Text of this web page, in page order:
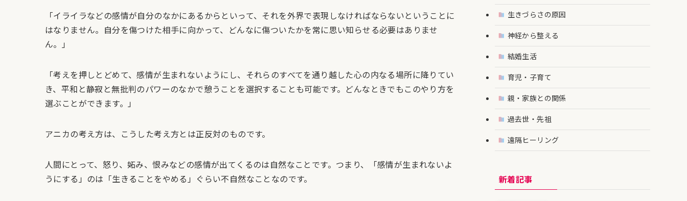
「イライラなどの感情が自分のなかにあるからといって、それを外界で表現しなければならないということに
はなりません。自分を傷つけた相手に向かって、どんなに傷ついたかを常に思い知らせる必要はありませ
ん。」
「考えを押しとどめて、感情が生まれないようにし、それらのすべてを通り越した心の内なる場所に降りてい
き、平和と静寂と無批判のパワーのなかで憩うことを選択することも可能です。どんなときでもこのやり方を
選ぶことができます。」
アニカの考え方は、こうした考え方とは正反対のものです。
人間にとって、怒り、妬み、恨みなどの感情が出てくるのは自然なことです。つまり、「感情が生まれないよ
うにする」のは「生きることをやめる」ぐらい不自然なことなのです。
生きづらさの原因
神経から整える
結婚生活
育児・子育て
親・家族との関係
過去世・先祖
遠隔ヒーリング
新着記事